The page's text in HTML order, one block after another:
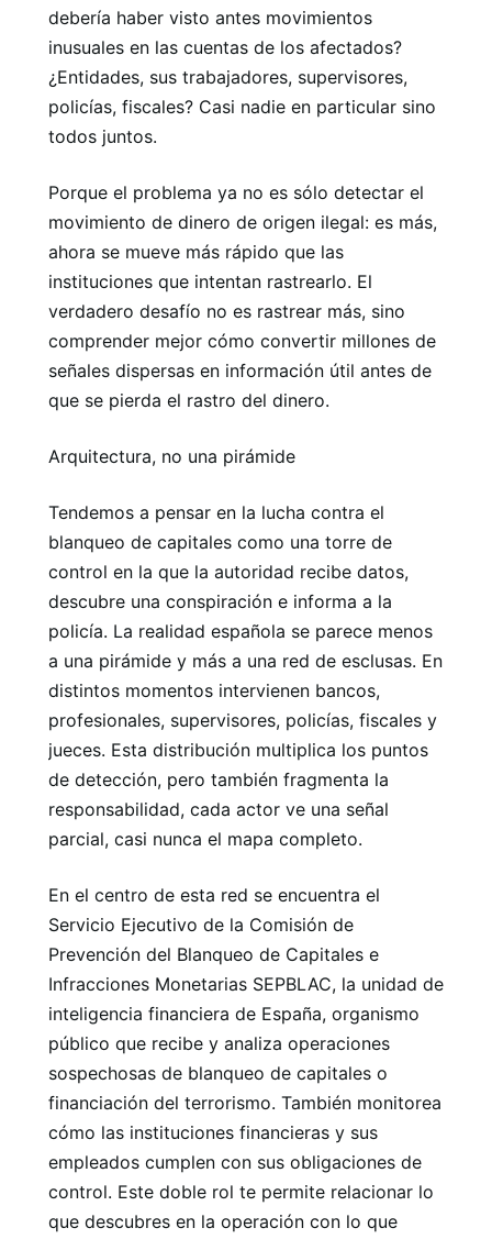
debería haber visto antes movimientos
inusuales en las cuentas de los afectados?
¿Entidades, sus trabajadores, supervisores,
policías, fiscales? Casi nadie en particular sino
todos juntos.
Porque el problema ya no es sólo detectar el
movimiento de dinero de origen ilegal: es más,
ahora se mueve más rápido que las
instituciones que intentan rastrearlo. El
verdadero desafío no es rastrear más, sino
comprender mejor cómo convertir millones de
señales dispersas en información útil antes de
que se pierda el rastro del dinero.
Arquitectura, no una pirámide
Tendemos a pensar en la lucha contra el
blanqueo de capitales como una torre de
control en la que la autoridad recibe datos,
descubre una conspiración e informa a la
policía. La realidad española se parece menos
a una pirámide y más a una red de esclusas. En
distintos momentos intervienen bancos,
profesionales, supervisores, policías, fiscales y
jueces. Esta distribución multiplica los puntos
de detección, pero también fragmenta la
responsabilidad, cada actor ve una señal
parcial, casi nunca el mapa completo.
En el centro de esta red se encuentra el
Servicio Ejecutivo de la Comisión de
Prevención del Blanqueo de Capitales e
Infracciones Monetarias SEPBLAC, la unidad de
inteligencia financiera de España, organismo
público que recibe y analiza operaciones
sospechosas de blanqueo de capitales o
financiación del terrorismo. También monitorea
cómo las instituciones financieras y sus
empleados cumplen con sus obligaciones de
control. Este doble rol te permite relacionar lo
que descubres en la operación con lo que